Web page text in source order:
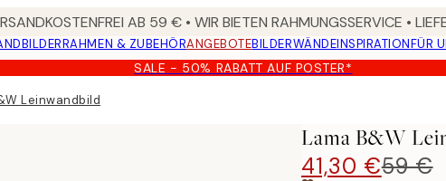
AB 59 € • WIR BIETEN RAHMUNGSSERVICE •
RAHMEN & ZUBEHÖRANGEBOTEBILDERWÄNDEINSPIRATIONFÜR
SALE - 50% RABATT AUF POSTER*
Leinwandbild
Lama B&W
41,30 €59 €